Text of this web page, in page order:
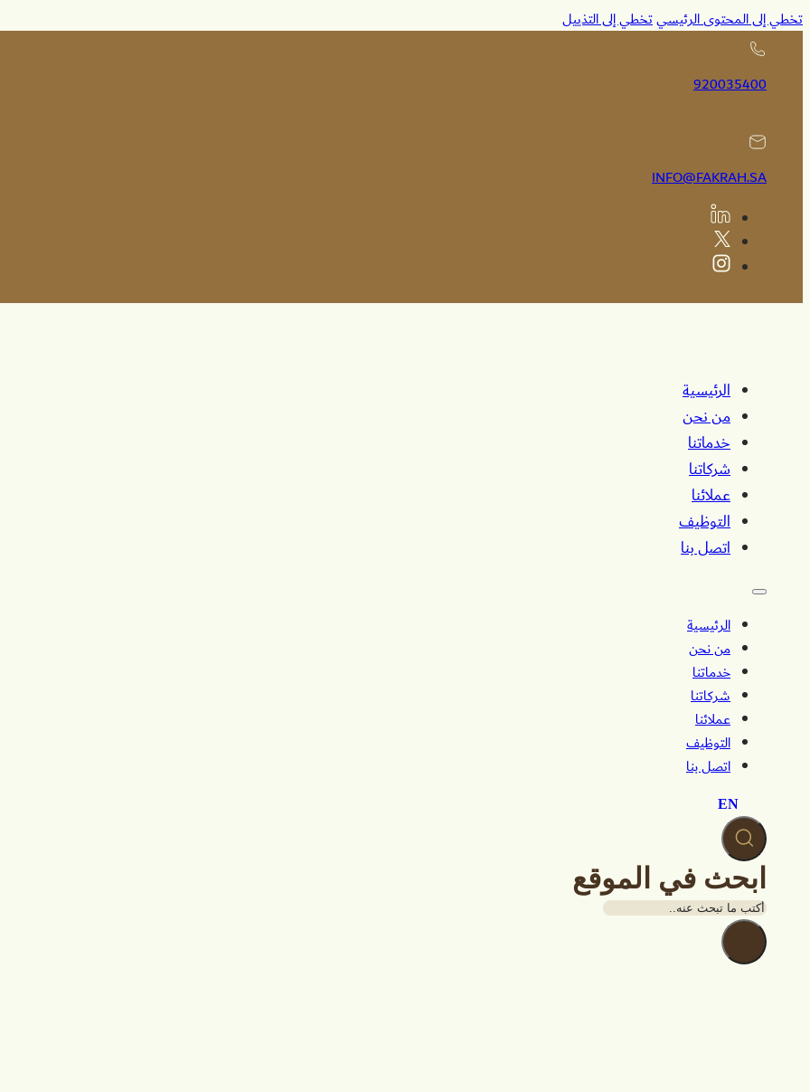
تخطي إلى المحتوى الرئيسيتخطي إلى التذييل
920035400
INFO@FAKRAH.SA
الرئيسية
من نحن
خدماتنا
شركاتنا
عملائنا
التوظيف
اتصل بنا
الرئيسية
من نحن
خدماتنا
شركاتنا
عملائنا
التوظيف
اتصل بنا
EN
ابحث في الموقع
بحث